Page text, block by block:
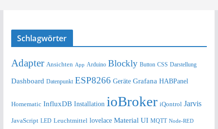
Schlagwörter
Adapter Ansichten App Arduino Blockly Button CSS Darstellung
Dashboard Datenpunkt ESP8266 Geräte Grafana HABPanel
Homematic InfluxDB Installation ioBroker iQontrol Jarvis
JavaScript LED Leuchtmittel lovelace Material UI MQTT Node-RED